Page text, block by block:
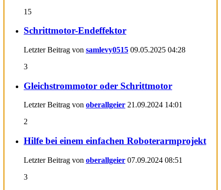
15
Schrittmotor-Endeffektor
Letzter Beitrag von samlevy0515 09.05.2025 04:28
3
Gleichstrommotor oder Schrittmotor
Letzter Beitrag von oberallgeier 21.09.2024 14:01
2
Hilfe bei einem einfachen Roboterarmprojekt
Letzter Beitrag von oberallgeier 07.09.2024 08:51
3